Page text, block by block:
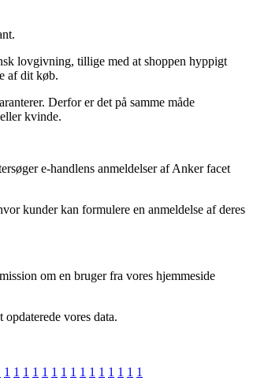
lovgivning, tillige med at shoppen hyppigt
af dit køb.
Derfor er det på samme måde
kvinde.
e-handlens anmeldelser af Anker facet
kunder kan formulere en anmeldelse af deres
om en bruger fra vores hjemmeside
vores data.
1 1 1 1 1 1 1 1 1 1 1 1 1 1 1